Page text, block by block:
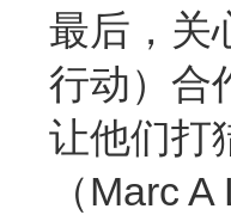
最后，关
行动）合
让他们打
（Marc A